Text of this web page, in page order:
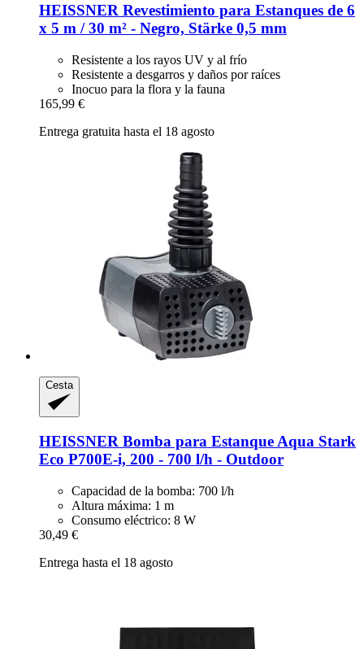
HEISSNER Revestimiento para Estanques de 6
x 5 m / 30 m² -​ Negro, Stärke 0,5 mm
Resistente a los rayos UV y al frío
Resistente a desgarros y daños por raíces
Inocuo para la flora y la fauna
165,99 €
Entrega gratuita hasta el 18 agosto
Cesta
HEISSNER Bomba para Estanque Aqua Stark
Eco P700E-​i, 200 -​ 700 l/h -​ Outdoor
Capacidad de la bomba: 700 l/h
Altura máxima: 1 m
Consumo eléctrico: 8 W
30,49 €
Entrega hasta el 18 agosto